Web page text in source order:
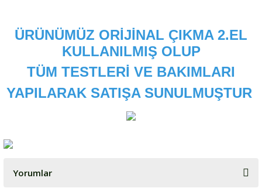
ÜRÜNÜMÜZ ORİJİNAL ÇIKMA 2.EL
KULLANILMIŞ OLUP
TÜM TESTLERİ VE BAKIMLARI
YAPILARAK SATIŞA SUNULMUŞTUR
Yorumlar